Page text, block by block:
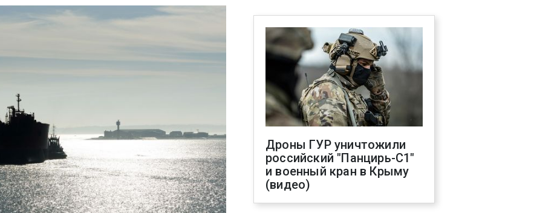
Дроны ГУР уничтожили
российский "Панцирь-С1"
и военный кран в Крыму
(видео)